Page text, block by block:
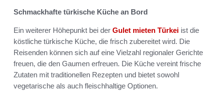
Schmackhafte türkische Küche an Bord
Ein weiterer Höhepunkt bei der Gulet mieten Türkei ist die
köstliche türkische Küche, die frisch zubereitet wird. Die
Reisenden können sich auf eine Vielzahl regionaler Gerichte
freuen, die den Gaumen erfreuen. Die Küche vereint frische
Zutaten mit traditionellen Rezepten und bietet sowohl
vegetarische als auch fleischhaltige Optionen.